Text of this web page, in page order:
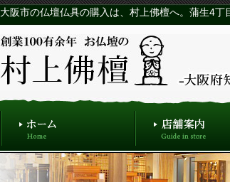
大阪市の仏壇仏具の購入は、村上佛檀へ。蒲生4丁